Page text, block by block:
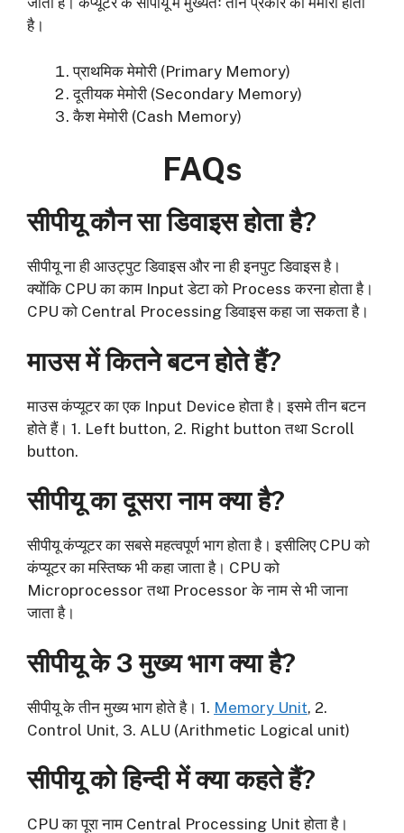
है।
प्राथमिक मेमोरी (Primary Memory)
दूतीयक मेमोरी (Secondary Memory)
कैश मेमोरी (Cash Memory)
FAQs
सीपीयू कौन सा डिवाइस होता है?
सीपीयू ना ही आउट्पुट डिवाइस और ना ही इनपुट डिवाइस है।
क्योंकि CPU का काम Input डेटा को Process करना होता है।
CPU को Central Processing डिवाइस कहा जा सकता है।
माउस में कितने बटन होते हैं?
माउस कंप्यूटर का एक Input Device होता है। इसमे तीन बटन
होते हैं। 1. Left button, 2. Right button तथा Scroll
button.
सीपीयू का दूसरा नाम क्या है?
सीपीयू कंप्यूटर का सबसे महत्वपूर्ण भाग होता है। इसीलिए CPU को
कंप्यूटर का मस्तिष्क भी कहा जाता है। CPU को
Microprocessor तथा Processor के नाम से भी जाना
जाता है।
सीपीयू के 3 मुख्य भाग क्या है?
सीपीयू के तीन मुख्य भाग होते है। 1. Memory Unit, 2.
Control Unit, 3. ALU (Arithmetic Logical unit)
सीपीयू को हिन्दी में क्या कहते हैं?
CPU का पूरा नाम Central Processing Unit होता है।